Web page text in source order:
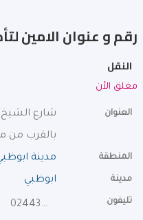
رقم و عنوان الامين
النقل
مغلق الأن
العنوان
شارع
بالقرب من
المنطقة مدينة
مدينة ابوظبي
تليفون 024432030